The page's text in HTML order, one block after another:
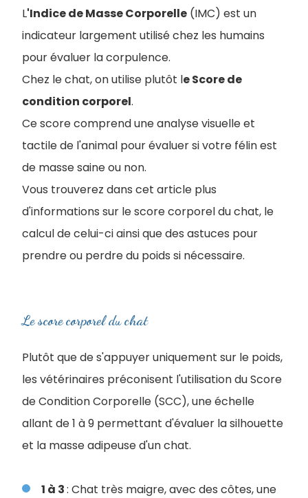
L'Indice de Masse Corporelle (IMC) est un
indicateur largement utilisé chez les humains
pour évaluer la corpulence.
Chez le chat, on utilise plutôt le Score de
condition corporel.
Ce score comprend une analyse visuelle et
tactile de l'animal pour évaluer si votre félin est
de masse saine ou non.
Vous trouverez dans cet article plus
d'informations sur le score corporel du chat, le
calcul de celui-ci ainsi que des astuces pour
prendre ou perdre du poids si nécessaire.
Le score corporel du chat
Plutôt que de s'appuyer uniquement sur le poids,
les vétérinaires préconisent l'utilisation du Score
de Condition Corporelle (SCC), une échelle
allant de 1 à 9 permettant d'évaluer la silhouette
et la masse adipeuse d'un chat.
1 à 3: Chat très maigre, avec des côtes, une